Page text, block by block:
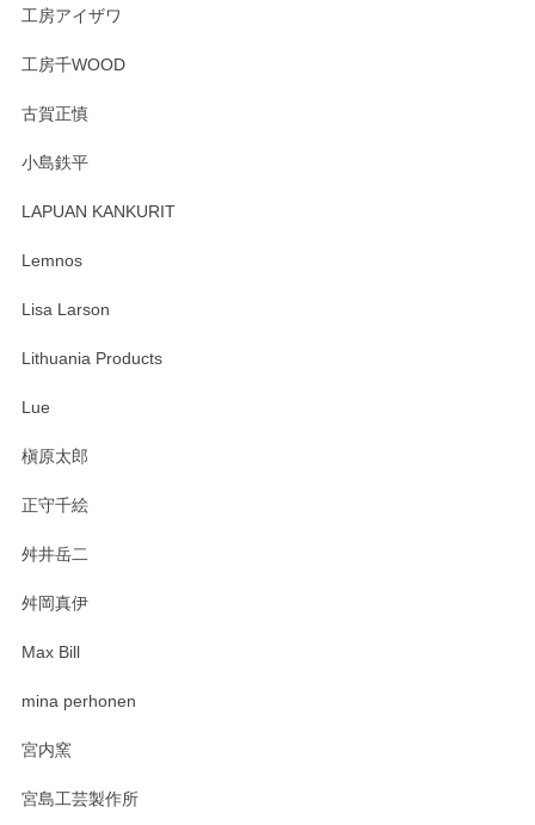
す。 素敵な湯呑みでとても気に入りました。 発送も早く、
たm(_)m
います。無事に届いたようで安心いたしまし
おかけしました。 ありがとうございます。
工房アイザワ
工房千WOOD
古賀正慎
小島鉄平
LAPUAN KANKURIT
Lemnos
Lisa Larson
Lithuania Products
Lue
槇原太郎
正守千絵
舛井岳二
舛岡真伊
Max Bill
mina perhonen
宮内窯
宮島工芸製作所